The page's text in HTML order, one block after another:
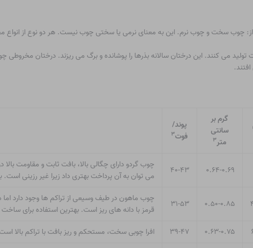
از: چوب سخت و چوب نرم. این به معنای نرمی یا سختی چوب نیست. هر دو نوع از انواع
می کنند. این درختان سالانه بذرها را پوشانده و برگ می ریزند. درختان
گرم بر
سانتی
متر۳
پوند/
فوت۳
۰.۶۴-۰.۶۹ ۴۰-۴۳
چوب گردو دارای چگالی بالا، بافت ثابت و مقاومت
می توان به آن پرداخت بهتری داد زیرا غیر رزینی
۰.۵۰-۰.۸۵ ۳۱-۵۳
چوب ماهون در طیف وسیعی از تراکم ها وجود دارد
قرمز با دانه های ریز است. بهترین استفاده برای
۰.۶۳-۰.۷۵ ۳۹-۴۷ افرا چوبی سخت، مستحکم و ریز بافت با تراکم